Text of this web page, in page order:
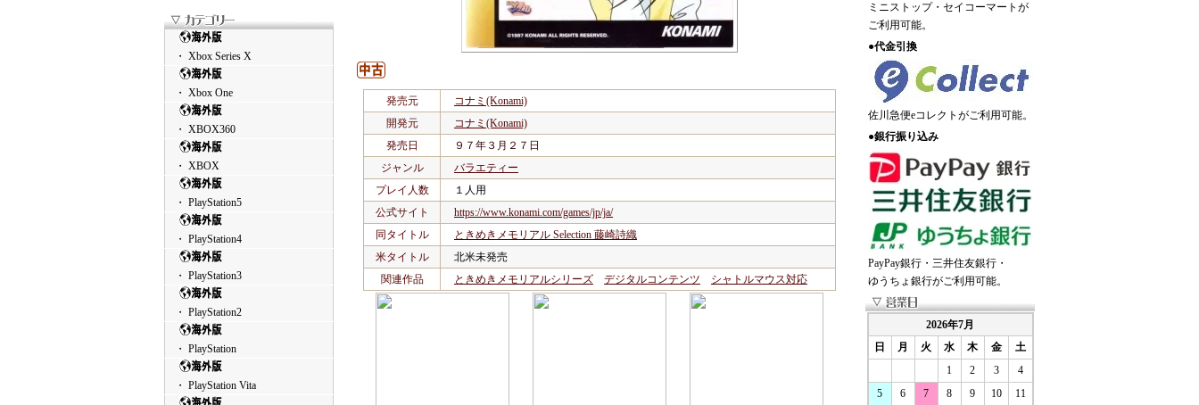
・ Xbox Series X
・ Xbox One
・ XBOX360
・ XBOX
・ PlayStation5
・ PlayStation4
・ PlayStation3
・ PlayStation2
・ PlayStation
・ PlayStation Vita
発売元
コナミ(Konami)
開発元
コナミ(Konami)
発売日
９７年３月２７日
ジャンル
バラエティー
プレイ人数
１人用
公式サイト
https://www.konami.com/games/jp/ja/
同タイトル
ときめきメモリアル Selection 藤崎詩織
米タイトル
北米未発売
関連作品
ときめきメモリアルシリーズ デジタルコンテンツ シャトルマウス対応
ミニストップ・セイコーマートが
ご利用可能。
●代金引換
佐川急便eコレクトがご利用可能。
●銀行振り込み
PayPay銀行・三井住友銀行・
ゆうちょ銀行がご利用可能。
2026年7月
日
月 火 水 木 金
土
1
2 3
4
5
6 7 8 9 10
11